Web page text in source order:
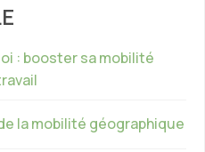
: booster sa mobilité
la mobilité géographique